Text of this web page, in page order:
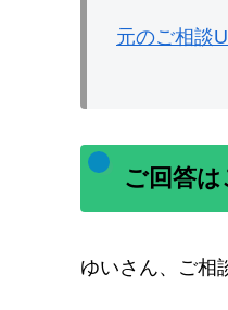
元のご相談
ご回答は
ゆいさん、ご相